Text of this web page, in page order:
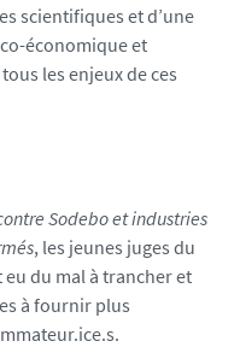
scientifiques et d’une
économique et
les enjeux de ces
Sodebo et industries
, les jeunes juges du
eu du mal à trancher et
à fournir plus